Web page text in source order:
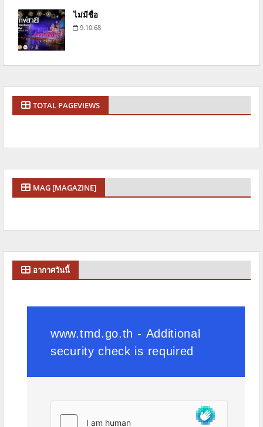
ไม่มีชื่อ
9.10.68
TOTAL PAGEVIEWS
MAG [MAGAZINE]
อากาศวันนี้